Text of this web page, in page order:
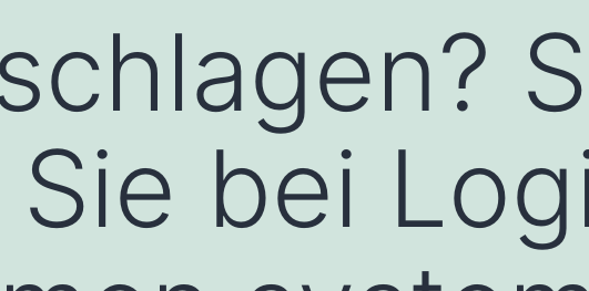
bei